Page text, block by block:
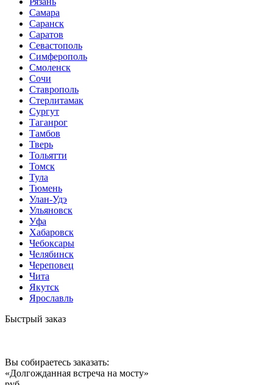
Самара
Саранск
Саратов
Севастополь
Симферополь
Смоленск
Сочи
Ставрополь
Стерлитамак
Сургут
Таганрог
Тамбов
Тверь
Тольятти
Томск
Тула
Тюмень
Улан-Удэ
Ульяновск
Уфа
Хабаровск
Чебоксары
Челябинск
Череповец
Чита
Якутск
Ярославль
Быстрый заказ
Вы собираетесь заказать:
«Долгожданная встреча на мосту»